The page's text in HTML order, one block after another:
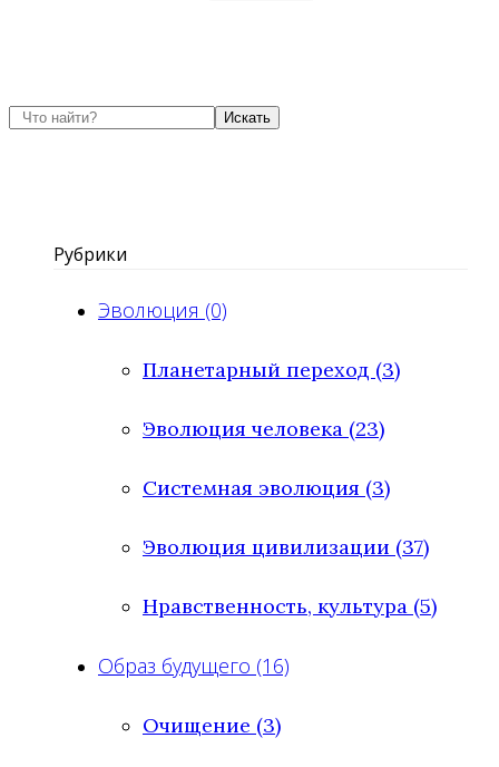
Искать
Рубрики
Эволюция (0)
Планетарный переход (3)
Эволюция человека (23)
Системная эволюция (3)
Эволюция цивилизации (37)
Нравственность, культура (5)
Образ будущего (16)
Очищение (3)